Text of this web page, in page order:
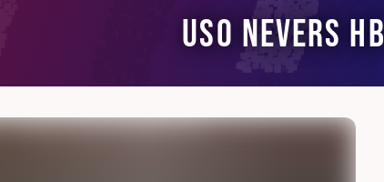
USO Nevers HB